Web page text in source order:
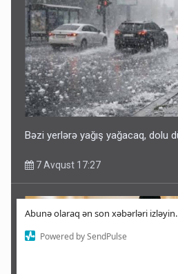
Abunə olaraq ən son xəbərləri izləyin.
Powered by SendPulse
Bəzi yerlərə yağış yağacaq, dolu
7 Avqust 17:27